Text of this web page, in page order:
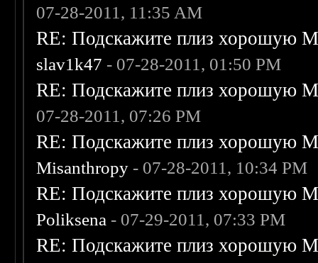
07-28-2011, 11:35 AM
RE: Подскажите плиз хорошую
slav1k47 - 07-28-2011, 01:50 PM
RE: Подскажите плиз хорошую
07-28-2011, 07:26 PM
RE: Подскажите плиз хорошую
Misanthropy - 07-28-2011, 10:34 PM
RE: Подскажите плиз хорошую
Poliksena - 07-29-2011, 07:33 PM
RE: Подскажите плиз хорошую